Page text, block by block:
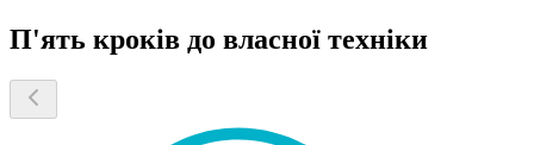
П'ять кроків до власної техніки